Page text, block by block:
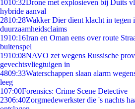
1010:32Drone met explosieven bij Duits
hybride aanval
2810:28Wakker Dier dient klacht in tegen
duurzaamheidsclaims
1910:16Iran en Oman eens over route
buitenspel
1910:08NAVO zet wegens Russische
gevechtsvliegtuigen in
4809:33Waterschappen slaan alarm
leeg
107:00Forensics: Crime Scene Detective
2306:40Zorgmedewerkster die 's nachts